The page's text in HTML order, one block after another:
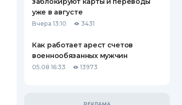
уже в августе
Вчера 13:10 3431
Как работает арест счетов
военнообязанных мужчин
05.08 16:33 13973